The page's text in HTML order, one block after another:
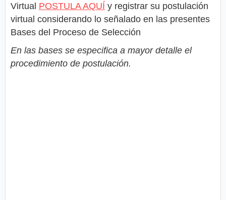
Virtual POSTULA AQUÍ y registrar su postulación
virtual considerando lo señalado en las presentes
Bases del Proceso de Selección
En las bases se especifica a mayor detalle el
procedimiento de postulación.